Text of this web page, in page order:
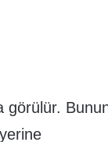
görülür.